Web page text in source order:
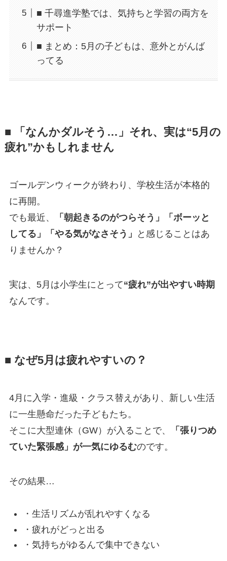
■ 千尋進学塾では、気持ちと学習の両方を
サポート
■ まとめ：5月の子どもは、意外とがんば
ってる
■ 「なんかダルそう…」それ、実は“5月の
疲れ”かもしれません
ゴールデンウィークが終わり、学校生活が本格的
に再開。
でも最近、
「朝起きるのがつらそう」「ボーッと
してる」「やる気がなさそう」
と感じることはあ
りませんか？
実は、5月は小学生にとって“疲れ”が出やすい時期
なんです。
■ なぜ5月は疲れやすいの？
4月に入学・進級・クラス替えがあり、新しい生活
に一生懸命だった子どもたち。
そこに大型連休（GW）が入ることで、
「張りつめ
ていた緊張感」が一気にゆるむのです。
その結果…
・生活リズムが乱れやすくなる
・疲れがどっと出る
・気持ちがゆるんで集中できない